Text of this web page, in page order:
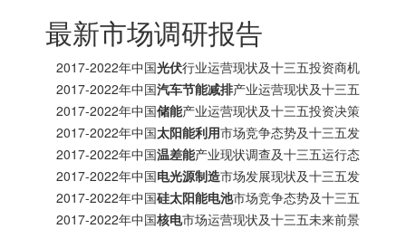
最新市场调研报告
2017-2022年中国光伏行业运营现状及十三五投资商机
研究报告
2017-2022年中国汽车节能减排产业运营现状及十三五
发展趋势前瞻报告
2017-2022年中国储能产业运营现状及十三五投资决策
分析报告
2017-2022年中国太阳能利用市场竞争态势及十三五发
展趋势前瞻报告
2017-2022年中国温差能产业现状调查及十三五运行态
势预测报告
2017-2022年中国电光源制造市场发展现状及十三五发
展策略分析报告
2017-2022年中国硅太阳能电池市场竞争态势及十三五
投资商机研究报告
2017-2022年中国核电市场运营现状及十三五未来前景